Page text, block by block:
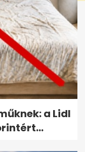
a Lidl